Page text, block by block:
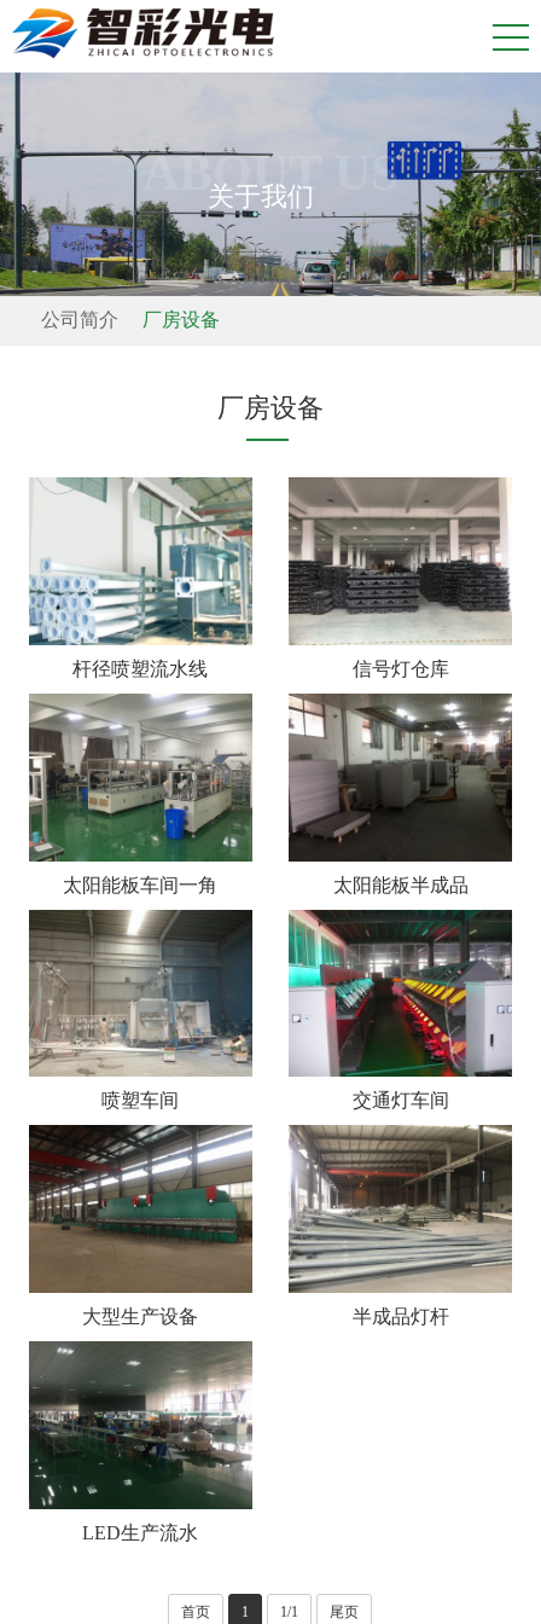
ABOUT US
关于我们
公司简介 厂房设备
厂房设备
杆径喷塑流水线 信号灯仓库
太阳能板车间一角 太阳能板半成品
喷塑车间 交通灯车间
大型生产设备 半成品灯杆
LED生产流水
首页 1 1/1 尾页